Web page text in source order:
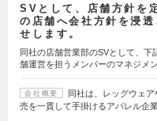
SVとして、店舗方針を
の店舗へ会社方針を浸
せします。
同社の店舗営業部のSVとして、
舗運営を担うメンバーのマネジメ
会社概要
同社は、レッグウェ
売を一貫して手掛けるアパレル企